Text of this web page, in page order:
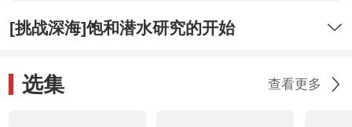
[挑战深海]饱和潜水研究的开始
选集 查看更多